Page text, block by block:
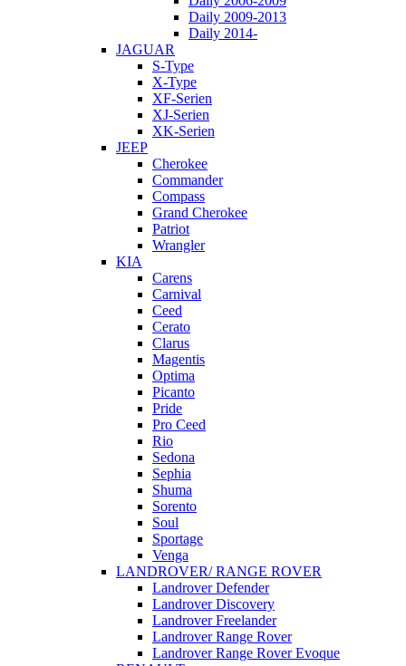
Daily 2009-2013
Daily 2014-
JAGUAR
S-Type
X-Type
XF-Serien
XJ-Serien
XK-Serien
JEEP
Cherokee
Commander
Compass
Grand Cherokee
Patriot
Wrangler
KIA
Carens
Carnival
Ceed
Cerato
Clarus
Magentis
Optima
Picanto
Pride
Pro Ceed
Rio
Sedona
Sephia
Shuma
Sorento
Soul
Sportage
Venga
LANDROVER/ RANGE ROVER
Landrover Defender
Landrover Discovery
Landrover Freelander
Landrover Range Rover
Landrover Range Rover Evoque